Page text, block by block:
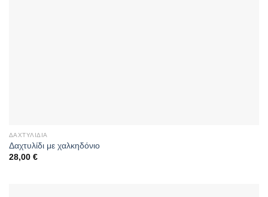
ΔΑΧΤΥΛΊΔΙΑ
Δαχτυλίδι με χαλκηδόνιο
28,00 €